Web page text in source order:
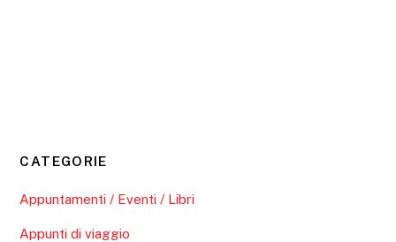
CATEGORIE
Appuntamenti / Eventi / Libri
Appunti di viaggio